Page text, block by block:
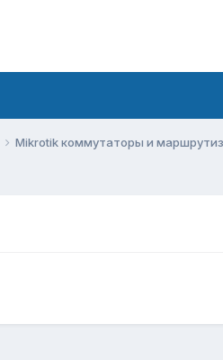
Mikrotik коммутаторы и